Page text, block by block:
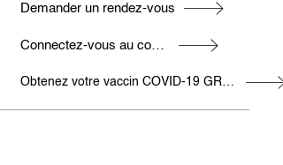
Demander un rendez-vous
Connectez-vous au compte patient
Obtenez votre vaccin COVID-19 GRATUITEMENT